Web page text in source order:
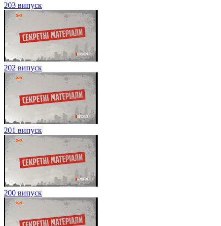
203 випуск
202 випуск
201 випуск
200 випуск